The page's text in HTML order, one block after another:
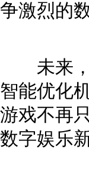
争激烈的
未来，
智能优化
游戏不再
数字娱乐